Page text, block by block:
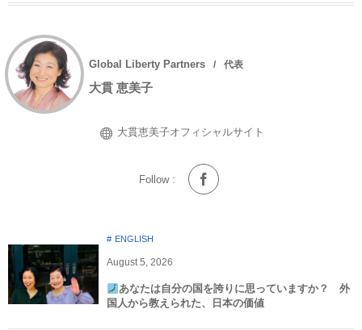
Global Liberty Partners 代表
大貫 恵美子
大貫恵美子オフィシャルサイト
Follow :
ENGLISH
August 5, 2026
あなたは自分の国を誇りに思っていますか？ 外
国人から教えられた、日本の価値